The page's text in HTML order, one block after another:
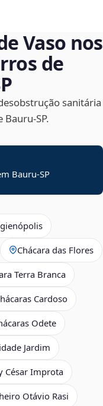
Vaso nos
de
sanitária
Bauru-SP
Chácara das Flores
Terra Branca
Cardoso
Odete
Jardim
César Improta
Otávio Rasi